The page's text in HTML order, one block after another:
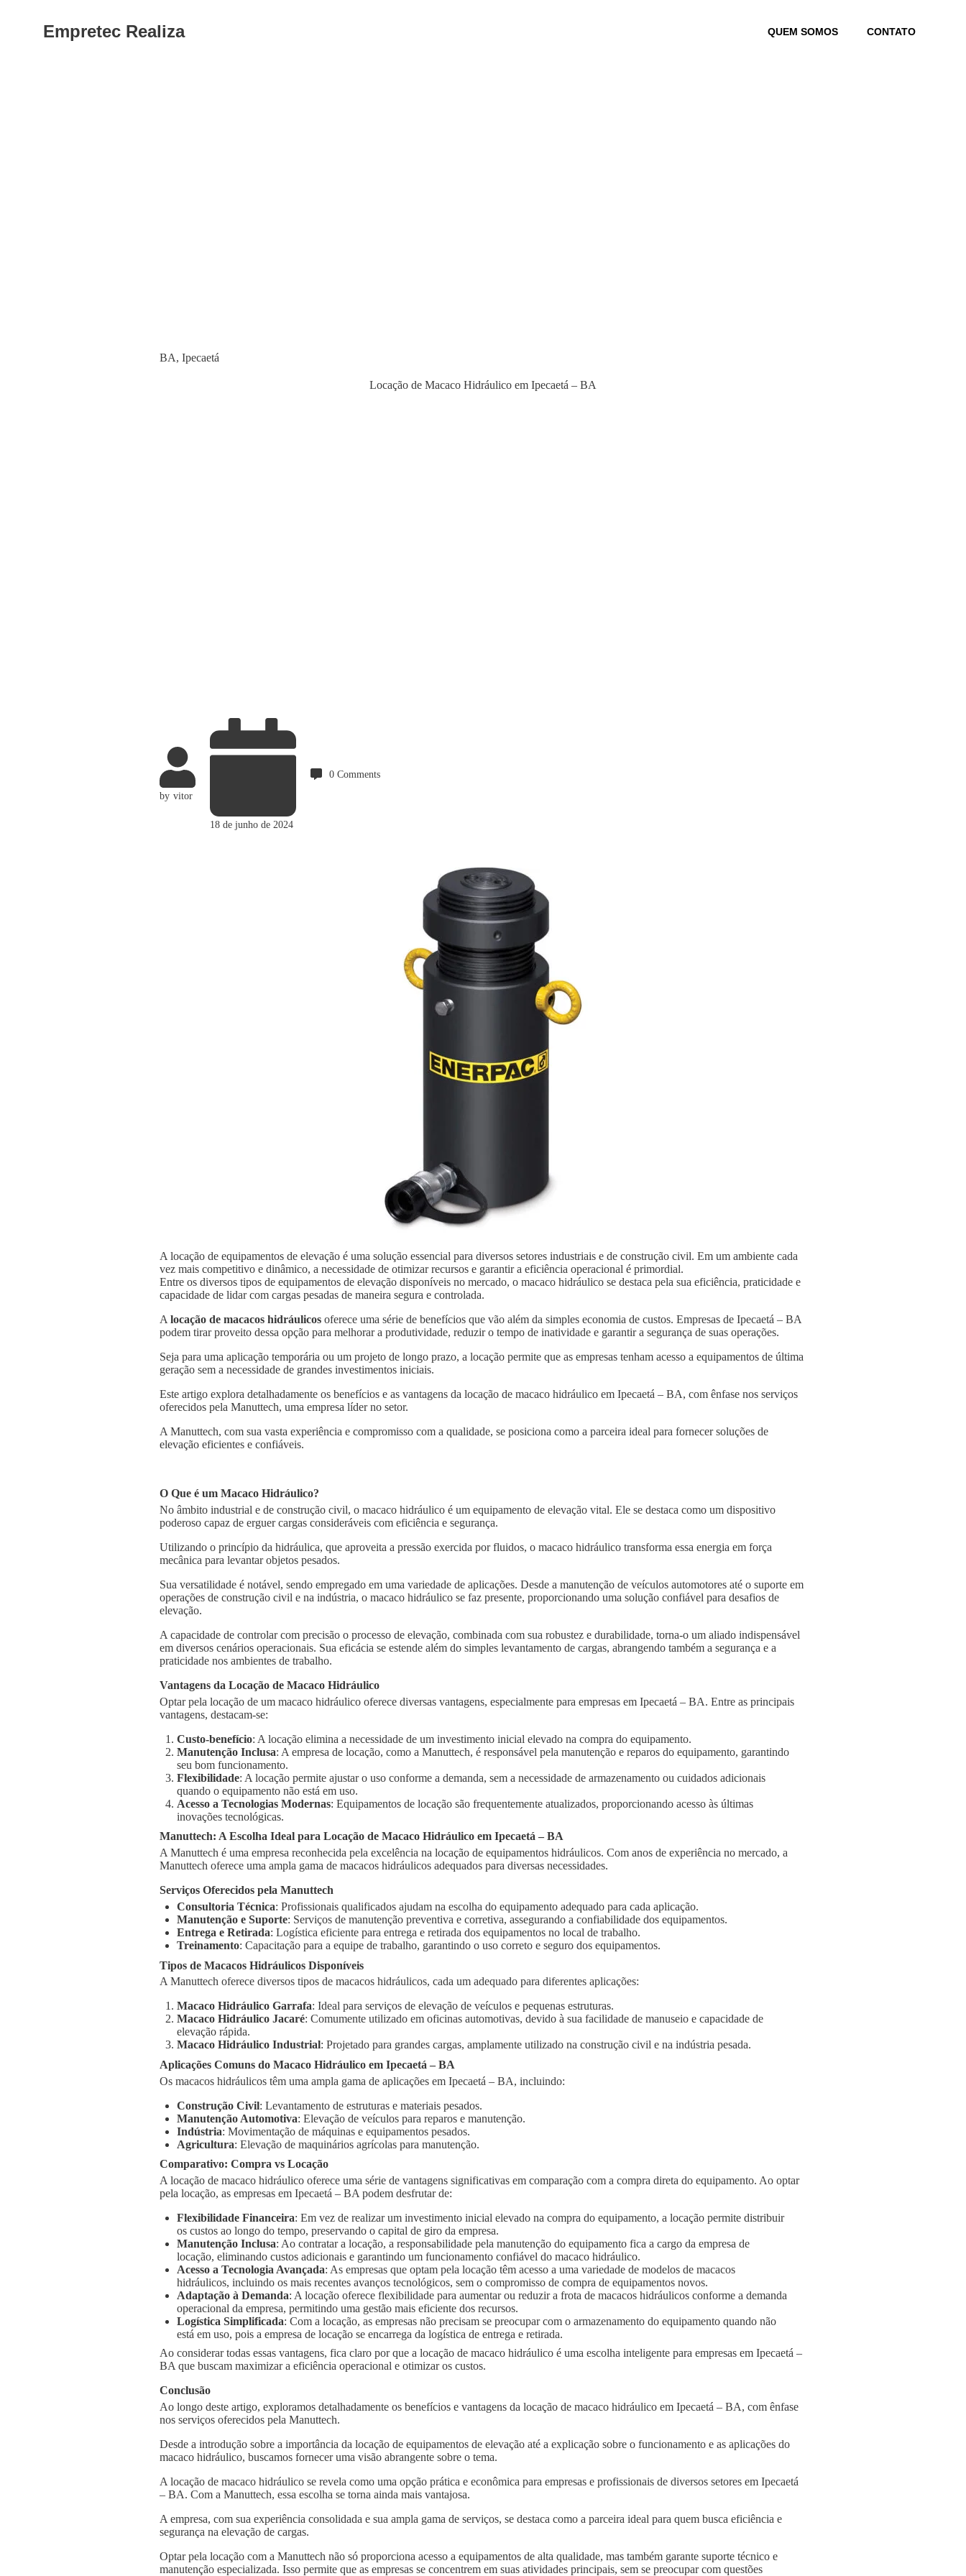
Empretec Realiza QUEM SOMOS CONTATO
Locação de Macaco Hidráulico em Ipecaetá – BA
Category
BA, Ipecaetá
by vitor
18 de junho de 2024
0 Comments
A locação de equipamentos de elevação é uma solução essencial para diversos setores industriais e de construção civil. Em um ambiente cada
vez mais competitivo e dinâmico, a necessidade de otimizar recursos e garantir a eficiência operacional é primordial.
Entre os diversos tipos de equipamentos de elevação disponíveis no mercado, o macaco hidráulico se destaca pela sua eficiência, praticidade e
capacidade de lidar com cargas pesadas de maneira segura e controlada.
A locação de macacos hidráulicos oferece uma série de benefícios que vão além da simples economia de custos. Empresas de Ipecaetá – BA
podem tirar proveito dessa opção para melhorar a produtividade, reduzir o tempo de inatividade e garantir a segurança de suas operações.
Seja para uma aplicação temporária ou um projeto de longo prazo, a locação permite que as empresas tenham acesso a equipamentos de última
geração sem a necessidade de grandes investimentos iniciais.
Este artigo explora detalhadamente os benefícios e as vantagens da locação de macaco hidráulico em Ipecaetá – BA, com ênfase nos serviços
oferecidos pela Manuttech, uma empresa líder no setor.
A Manuttech, com sua vasta experiência e compromisso com a qualidade, se posiciona como a parceira ideal para fornecer soluções de
elevação eficientes e confiáveis.
O Que é um Macaco Hidráulico?
No âmbito industrial e de construção civil, o macaco hidráulico é um equipamento de elevação vital. Ele se destaca como um dispositivo
poderoso capaz de erguer cargas consideráveis com eficiência e segurança.
Utilizando o princípio da hidráulica, que aproveita a pressão exercida por fluidos, o macaco hidráulico transforma essa energia em força
mecânica para levantar objetos pesados.
Sua versatilidade é notável, sendo empregado em uma variedade de aplicações. Desde a manutenção de veículos automotores até o suporte em
operações de construção civil e na indústria, o macaco hidráulico se faz presente, proporcionando uma solução confiável para desafios de
elevação.
A capacidade de controlar com precisão o processo de elevação, combinada com sua robustez e durabilidade, torna-o um aliado indispensável
em diversos cenários operacionais. Sua eficácia se estende além do simples levantamento de cargas, abrangendo também a segurança e a
praticidade nos ambientes de trabalho.
Vantagens da Locação de Macaco Hidráulico
Optar pela locação de um macaco hidráulico oferece diversas vantagens, especialmente para empresas em Ipecaetá – BA. Entre as principais
vantagens, destacam-se:
Custo-benefício: A locação elimina a necessidade de um investimento inicial elevado na compra do equipamento.
Manutenção Inclusa: A empresa de locação, como a Manuttech, é responsável pela manutenção e reparos do equipamento, garantindo
seu bom funcionamento.
Flexibilidade: A locação permite ajustar o uso conforme a demanda, sem a necessidade de armazenamento ou cuidados adicionais
quando o equipamento não está em uso.
Acesso a Tecnologias Modernas: Equipamentos de locação são frequentemente atualizados, proporcionando acesso às últimas
inovações tecnológicas.
Manuttech: A Escolha Ideal para Locação de Macaco Hidráulico em Ipecaetá – BA
A Manuttech é uma empresa reconhecida pela excelência na locação de equipamentos hidráulicos. Com anos de experiência no mercado, a
Manuttech oferece uma ampla gama de macacos hidráulicos adequados para diversas necessidades.
Serviços Oferecidos pela Manuttech
Consultoria Técnica: Profissionais qualificados ajudam na escolha do equipamento adequado para cada aplicação.
Manutenção e Suporte: Serviços de manutenção preventiva e corretiva, assegurando a confiabilidade dos equipamentos.
Entrega e Retirada: Logística eficiente para entrega e retirada dos equipamentos no local de trabalho.
Treinamento: Capacitação para a equipe de trabalho, garantindo o uso correto e seguro dos equipamentos.
Tipos de Macacos Hidráulicos Disponíveis
A Manuttech oferece diversos tipos de macacos hidráulicos, cada um adequado para diferentes aplicações:
Macaco Hidráulico Garrafa: Ideal para serviços de elevação de veículos e pequenas estruturas.
Macaco Hidráulico Jacaré: Comumente utilizado em oficinas automotivas, devido à sua facilidade de manuseio e capacidade de
elevação rápida.
Macaco Hidráulico Industrial: Projetado para grandes cargas, amplamente utilizado na construção civil e na indústria pesada.
Aplicações Comuns do Macaco Hidráulico em Ipecaetá – BA
Os macacos hidráulicos têm uma ampla gama de aplicações em Ipecaetá – BA, incluindo:
Construção Civil: Levantamento de estruturas e materiais pesados.
Manutenção Automotiva: Elevação de veículos para reparos e manutenção.
Indústria: Movimentação de máquinas e equipamentos pesados.
Agricultura: Elevação de maquinários agrícolas para manutenção.
Comparativo: Compra vs Locação
A locação de macaco hidráulico oferece uma série de vantagens significativas em comparação com a compra direta do equipamento. Ao optar
pela locação, as empresas em Ipecaetá – BA podem desfrutar de:
Flexibilidade Financeira: Em vez de realizar um investimento inicial elevado na compra do equipamento, a locação permite distribuir
os custos ao longo do tempo, preservando o capital de giro da empresa.
Manutenção Inclusa: Ao contratar a locação, a responsabilidade pela manutenção do equipamento fica a cargo da empresa de
locação, eliminando custos adicionais e garantindo um funcionamento confiável do macaco hidráulico.
Acesso a Tecnologia Avançada: As empresas que optam pela locação têm acesso a uma variedade de modelos de macacos
hidráulicos, incluindo os mais recentes avanços tecnológicos, sem o compromisso de compra de equipamentos novos.
Adaptação à Demanda: A locação oferece flexibilidade para aumentar ou reduzir a frota de macacos hidráulicos conforme a demanda
operacional da empresa, permitindo uma gestão mais eficiente dos recursos.
Logística Simplificada: Com a locação, as empresas não precisam se preocupar com o armazenamento do equipamento quando não
está em uso, pois a empresa de locação se encarrega da logística de entrega e retirada.
Ao considerar todas essas vantagens, fica claro por que a locação de macaco hidráulico é uma escolha inteligente para empresas em Ipecaetá –
BA que buscam maximizar a eficiência operacional e otimizar os custos.
Conclusão
Ao longo deste artigo, exploramos detalhadamente os benefícios e vantagens da locação de macaco hidráulico em Ipecaetá – BA, com ênfase
nos serviços oferecidos pela Manuttech.
Desde a introdução sobre a importância da locação de equipamentos de elevação até a explicação sobre o funcionamento e as aplicações do
macaco hidráulico, buscamos fornecer uma visão abrangente sobre o tema.
A locação de macaco hidráulico se revela como uma opção prática e econômica para empresas e profissionais de diversos setores em Ipecaetá
– BA. Com a Manuttech, essa escolha se torna ainda mais vantajosa.
A empresa, com sua experiência consolidada e sua ampla gama de serviços, se destaca como a parceira ideal para quem busca eficiência e
segurança na elevação de cargas.
Optar pela locação com a Manuttech não só proporciona acesso a equipamentos de alta qualidade, mas também garante suporte técnico e
manutenção especializada. Isso permite que as empresas se concentrem em suas atividades principais, sem se preocupar com questões